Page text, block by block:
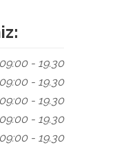
09:00 - 19.30
09:00 - 19.30
09:00 - 19.30
09:00 - 19.30
09:00 - 19.30